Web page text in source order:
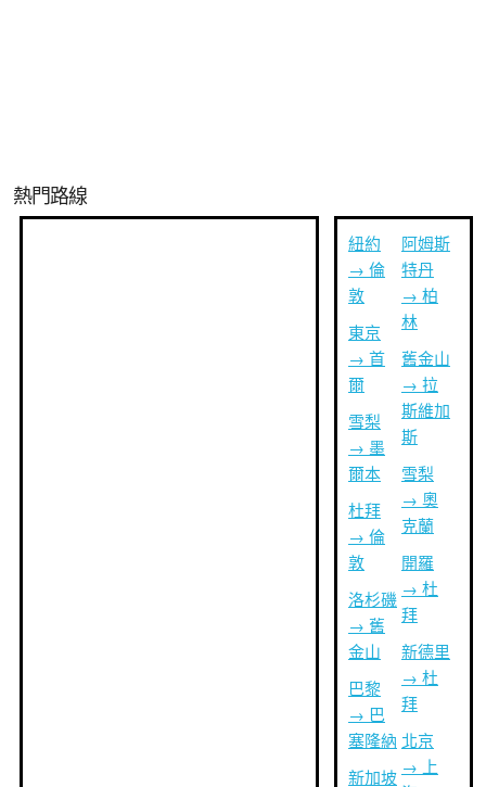
熱門路線
紐約
→ 倫
敦
東京
→ 首
爾
雪梨
→ 墨
爾本
杜拜
→ 倫
敦
洛杉磯
→ 舊
金山
巴黎
→ 巴
塞隆納
新加坡
阿姆斯
特丹
→ 柏
林
舊金山
→ 拉
斯維加
斯
雪梨
→ 奧
克蘭
開羅
→ 杜
拜
新德里
→ 杜
拜
北京
→ 上